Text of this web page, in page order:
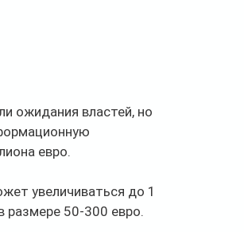
ожидания властей, но
евро.
увеличиваться до 1
размере 50-300 евро.